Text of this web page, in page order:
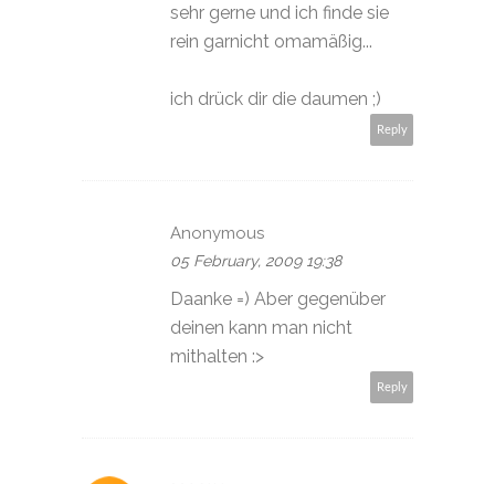
sehr gerne und ich finde sie
rein garnicht omamäßig...
ich drück dir die daumen ;)
Reply
Anonymous
05 February, 2009 19:38
Daanke =) Aber gegenüber
deinen kann man nicht
mithalten :>
Reply